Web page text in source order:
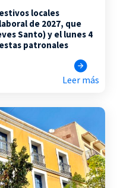
locales
de 2027, que
Santo) y el lunes 4
patronales
Leer más